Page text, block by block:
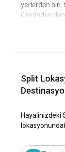
yerlerden biri.
üzerinden
çevresindeki
keşfetmenizi
Split,
önemiyle de
çevrili olan bu
Makalemizde
Split
Hayalinizdeki